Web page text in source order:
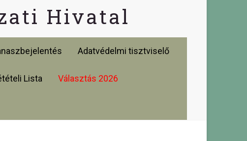
Hivatal
Adatvédelmi tisztviselő
Lista Választás 2026